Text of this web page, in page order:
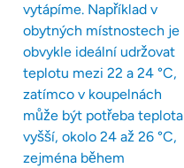
vytápíme. Například v
obytných místnostech je
obvykle ideální udržovat
teplotu mezi 22 a 24 °C,
zatímco v koupelnách
může být potřeba teplota
vyšší, okolo 24 až 26 °C,
zejména během